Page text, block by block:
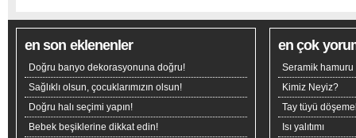
en son eklenenler
Doğru banyo dekorasyonuna doğru!
Sağlıklı olsun, çocuklarımızın olsun!
Doğru halı seçimi yapın!
Bebek beşiklerine dikkat edin!
en çok
Seramik hamuru
Kimiz Neyiz?
Tay tüyü
Isı yalıtımı